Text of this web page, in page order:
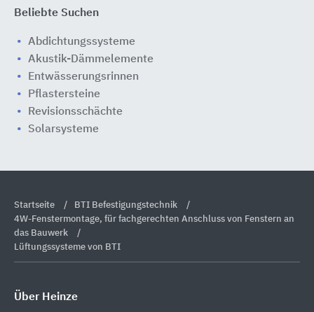
Beliebte Suchen
Abdichtungssysteme
Akustik-Dämmelemente
Entwässerungsrinnen
Pflastersteine
Revisionsschächte
Solarsysteme
Startseite
BTI Befestigungstechnik
4W-Fenstermontage, für fachgerechten Anschluss von Fenstern an
das Bauwerk
Lüftungssysteme von BTI
Über Heinze